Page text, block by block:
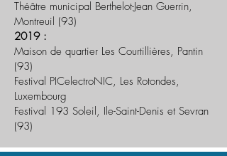
Théâtre municipal Berthelot-Jean Guerrin,
Montreuil (93)
2019 :
Maison de quartier Les Courtillières, Pantin
(93)
Festival PICelectroNIC, Les Rotondes,
Luxembourg
Festival 193 Soleil, Ile-Saint-Denis et Sevran
(93)